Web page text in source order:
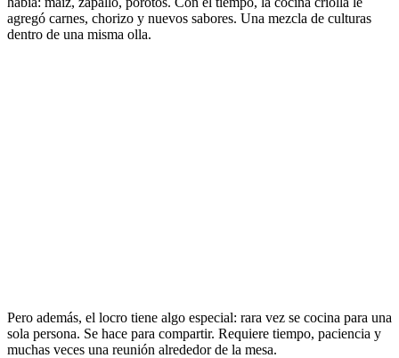
agregó carnes, chorizo y nuevos sabores. Una mezcla de culturas
dentro de una misma olla.
Pero además, el locro tiene algo especial: rara vez se cocina para una
sola persona. Se hace para compartir. Requiere tiempo, paciencia y
muchas veces una reunión alrededor de la mesa.